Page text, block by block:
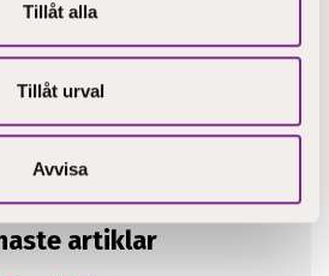
Tillåt alla
Tillåt urval
Avvisa
artiklar